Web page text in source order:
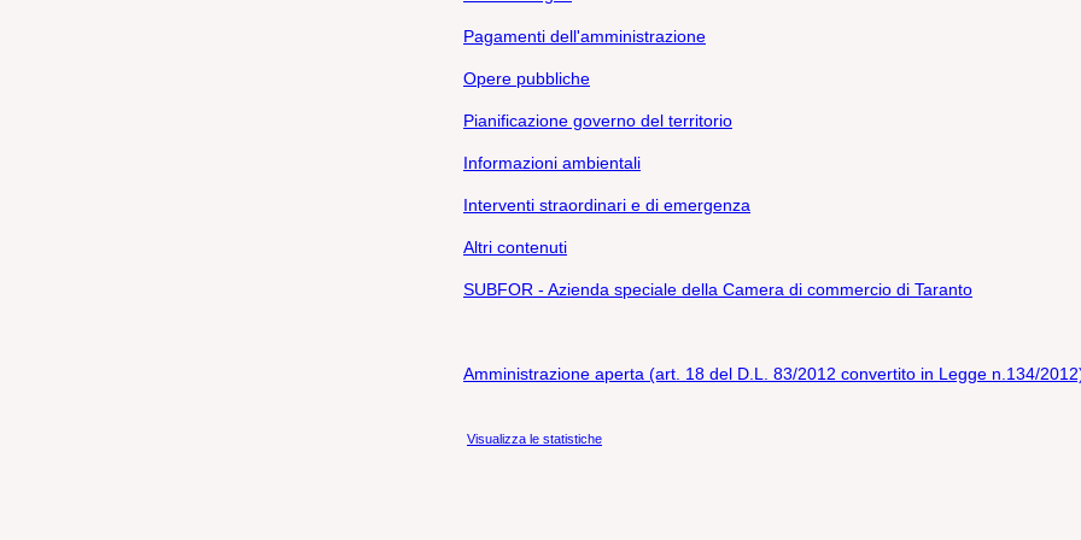
Pagamenti dell'amministrazione
Opere pubbliche
Pianificazione governo del territorio
Informazioni ambientali
Interventi straordinari e di emergenza
Altri contenuti
SUBFOR - Azienda speciale della Camera di commercio di Taranto
Amministrazione aperta (art. 18 del D.L. 83/2012 convertito in Legge n.134/
Visualizza le statistiche